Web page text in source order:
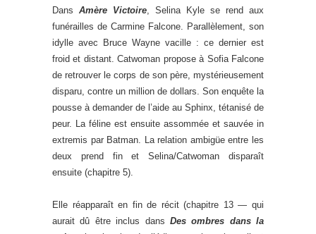
Dans Amère Victoire, Selina Kyle se rend aux
funérailles de Carmine Falcone. Parallèlement, son
idylle avec Bruce Wayne vacille : ce dernier est
froid et distant. Catwoman propose à Sofia Falcone
de retrouver le corps de son père, mystérieusement
disparu, contre un million de dollars. Son enquête la
pousse à demander de l’aide au Sphinx, tétanisé de
peur. La féline est ensuite assommée et sauvée in
extremis par Batman. La relation ambigüe entre les
deux prend fin et Selina/Catwoman disparaît
ensuite (chapitre 5).
Elle réapparaît en fin de récit (chapitre 13 — qui
aurait dû être inclus dans Des ombres dans la